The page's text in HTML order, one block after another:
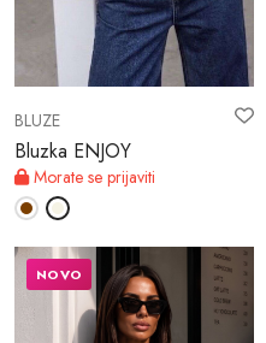
BLUZE
Bluzka ENJOY
Morate se prijaviti
NOVO